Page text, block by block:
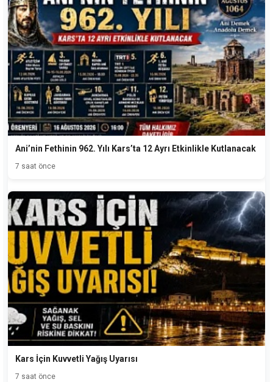
Ani’nin Fethinin 962. Yılı Kars’ta 12 Ayrı Etkinlikle Kutlanacak
7 saat önce
Kars İçin Kuvvetli Yağış Uyarısı
7 saat önce